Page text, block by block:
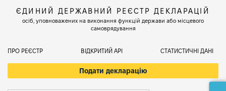
ЄДИНИЙ ДЕРЖАВНИЙ РЕЄСТР ДЕКЛАРАЦІЙ
осіб, уповноважених на виконання функцій держави або місцевого
самоврядування
ПРО РЕЄСТР ВІДКРИТИЙ АРІ СТАТИСТИЧНІ ДАНІ
Подати декларацію